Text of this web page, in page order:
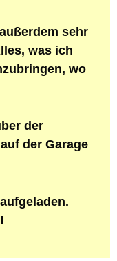
sehr
was ich
wo
der
der Garage